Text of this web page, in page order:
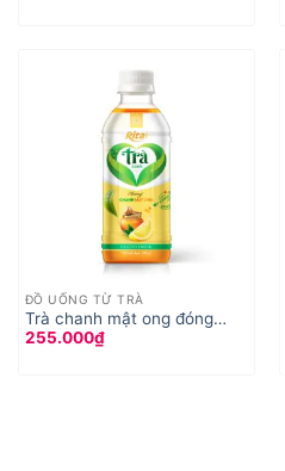
ĐỒ UỐNG TỪ TRÀ
Trà chanh mật ong đóng
chai
255.000₫